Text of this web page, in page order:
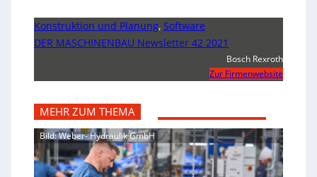
Konstruktion und Planung,Software
DER MASCHINENBAU Newsletter 42 2021
Bosch Rexroth
Zur Firmenwebsite
MEHR ZUM THEMA
Bild: Weber- Hydraulik GmbH